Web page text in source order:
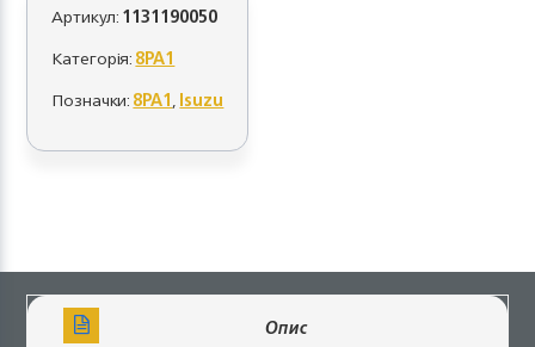
Артикул:1131190050
Категорія:8PA1
Позначки:8PA1,Isuzu
Опис